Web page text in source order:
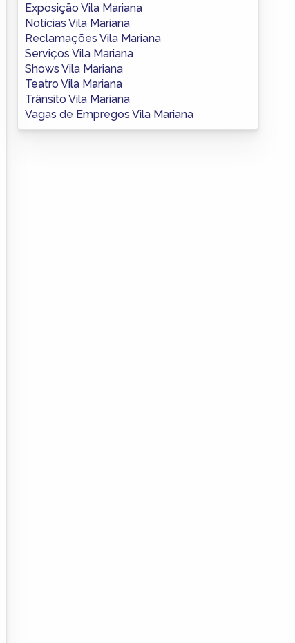
Exposição Vila Mariana
Notícias Vila Mariana
Reclamações Vila Mariana
Serviços Vila Mariana
Shows Vila Mariana
Teatro Vila Mariana
Trânsito Vila Mariana
Vagas de Empregos Vila Mariana